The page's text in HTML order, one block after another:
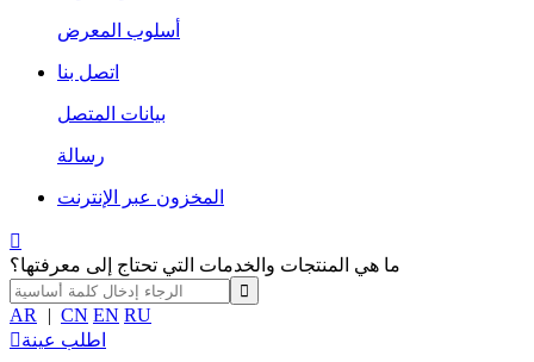
أسلوب المعرض
اتصل بنا
بيانات المتصل
رسالة
المخزون عبر الإنترنت

ما هي المنتجات والخدمات التي تحتاج إلى معرفتها؟
AR | CN EN RU
اطلب عينة